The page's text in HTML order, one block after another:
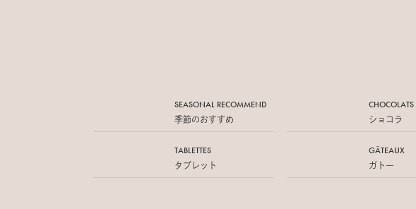
SEASONAL RECOMMEND
季節のおすすめ
CHOCOLATS
ショコラ
TABLETTES
タブレット
GÂTEAUX
ガトー